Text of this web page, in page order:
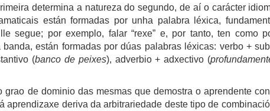
determina a natureza do segundo, de aí o carácter
están formadas por unha palabra léxica,
por exemplo, falar “rexe” e, por tanto, ten como
están formadas por dúas palabras léxicas: verbo +
(banco de peixes), adverbio + adxectivo (
de dominio das mesmas que demostra o aprendente
deriva da arbitrariedade deste tipo de